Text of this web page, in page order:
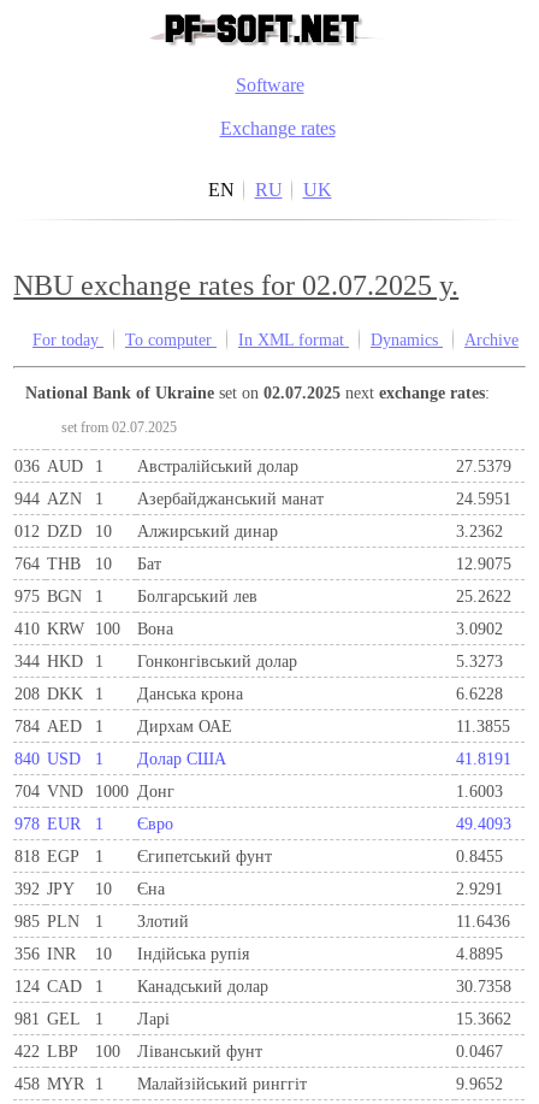
Software
Exchange rates
EN RU UK
NBU exchange rates for 02.07.2025 y.
For today To computer In XML format Dynamics Archive
National Bank of Ukraine set on02.07.2025 nextexchange rates:
set from 02.07.2025
036 AUD 1 Австралійський долар
27.5379
944 AZN 1 Азербайджанський манат
24.5951
012 DZD 10 Алжирський динар
3.2362
764 THB 10 Бат
12.9075
975 BGN 1 Болгарський лев
25.2622
410 KRW 100 Вона
3.0902
344 HKD 1 Гонконгівський долар
5.3273
208 DKK 1 Данська крона
6.6228
784 AED 1 Дирхам ОАЕ
11.3855
840 USD 1 Долар США
41.8191
704 VND 1000 Донг
1.6003
978 EUR 1 Євро
49.4093
818 EGP 1 Єгипетський фунт
0.8455
392 JPY 10 Єна
2.9291
985 PLN 1 Злотий
11.6436
356 INR 10 Індійська рупія
4.8895
124 CAD 1 Канадський долар
30.7358
981 GEL 1 Ларi
15.3662
422 LBP 100 Ліванський фунт
0.0467
458 MYR 1 Малайзійський ринггіт
9.9652